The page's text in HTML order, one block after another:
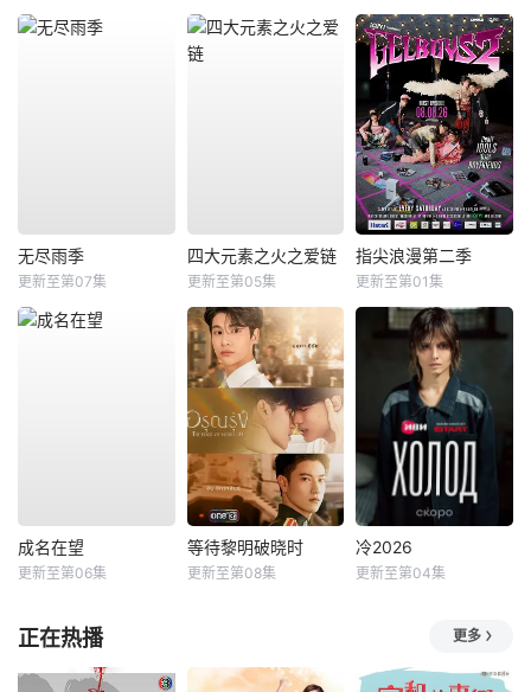
无尽雨季
更新至第07集
四大元素之火之爱链
更新至第05集
指尖浪漫第二季
更新至第01集
成名在望
更新至第06集
等待黎明破晓时
更新至第08集
冷2026
更新至第04集
正在热播 更多